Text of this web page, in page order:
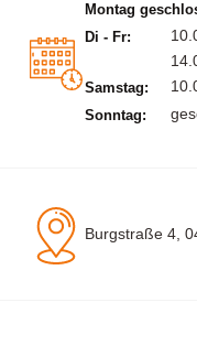
Montag
Di - Fr:
Samstag:
Sonntag:
Burgstraße 4,